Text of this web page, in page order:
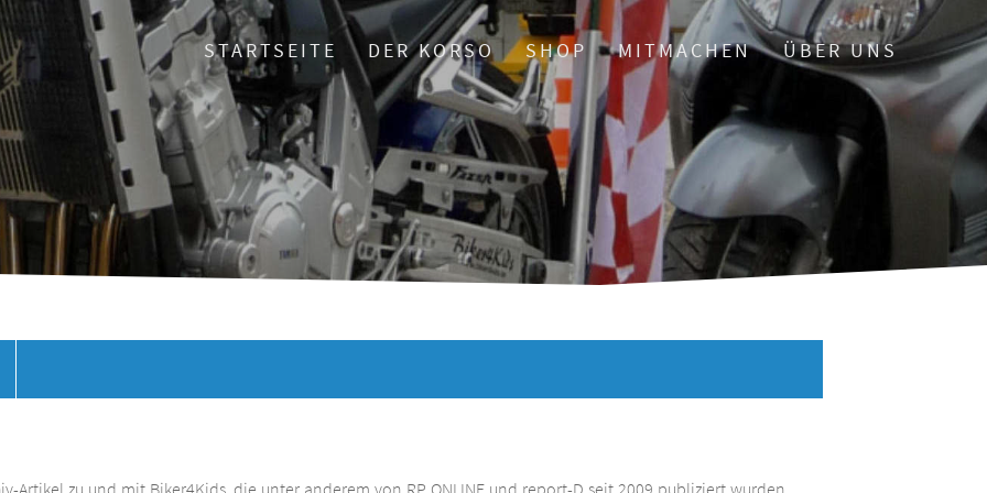
STARTSEITE DER KORSO SHOP MITMACHEN ÜBER UNS